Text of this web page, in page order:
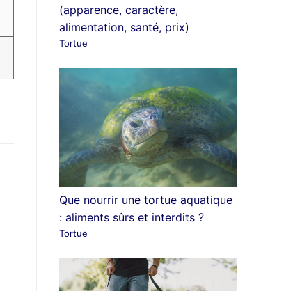
(apparence, caractère,
alimentation, santé, prix)
Tortue
Que nourrir une tortue aquatique
: aliments sûrs et interdits ?
Tortue